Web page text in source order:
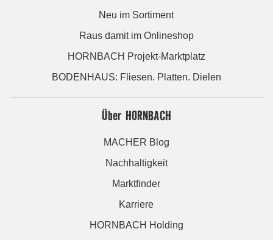
Neu im Sortiment
Raus damit im Onlineshop
HORNBACH Projekt-Marktplatz
BODENHAUS: Fliesen. Platten. Dielen
Über HORNBACH
MACHER Blog
Nachhaltigkeit
Marktfinder
Karriere
HORNBACH Holding